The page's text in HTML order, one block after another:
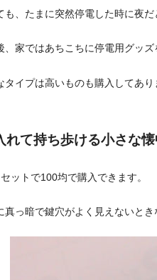
も、たまに突然停電した時に夜だ
、家ではあちこちに停電用グッズ
タイプは高いものも購入してあ
れて持ち歩ける小さな懐
ットで100均で購入できます。
っ暗で鍵穴がよく見えないとき